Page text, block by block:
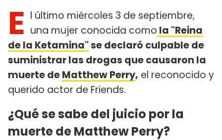
E l último miércoles 3 de septiembre,
una mujer conocida como la "Reina
de la Ketamina"se declaró culpable de
suministrar las drogas que causaron la
muerte deMatthew Perry, el reconocido y
querido actor de Friends.
¿Qué se sabe del juicio por la
muerte de Matthew Perry?